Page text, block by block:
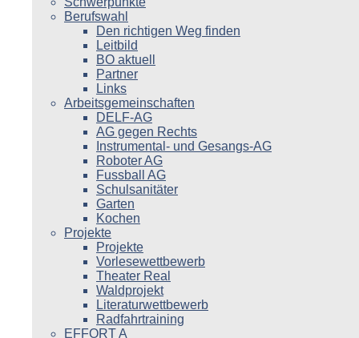
Berufswahl
Den richtigen Weg finden
Leitbild
BO aktuell
Partner
Links
Arbeitsgemeinschaften
DELF-AG
AG gegen Rechts
Instrumental- und Gesangs-AG
Roboter AG
Fussball AG
Schulsanitäter
Garten
Kochen
Projekte
Projekte
Vorlesewettbewerb
Theater Real
Waldprojekt
Literaturwettbewerb
Radfahrtraining
EFFORT A